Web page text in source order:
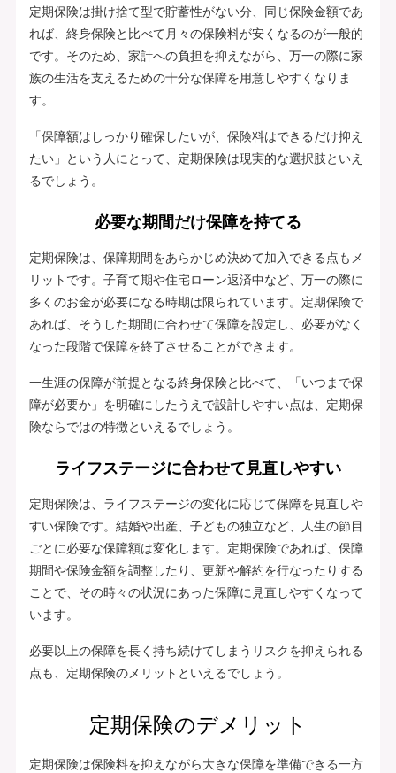
定期保険は掛け捨て型で貯蓄性がない分、同じ保険金額であ
れば、終身保険と比べて月々の保険料が安くなるのが一般的
です。そのため、家計への負担を抑えながら、万一の際に家
族の生活を支えるための十分な保障を用意しやすくなりま
す。
「保障額はしっかり確保したいが、保険料はできるだけ抑え
たい」という人にとって、定期保険は現実的な選択肢といえ
るでしょう。
必要な期間だけ保障を持てる
定期保険は、保障期間をあらかじめ決めて加入できる点もメ
リットです。子育て期や住宅ローン返済中など、万一の際に
多くのお金が必要になる時期は限られています。定期保険で
あれば、そうした期間に合わせて保障を設定し、必要がなく
なった段階で保障を終了させることができます。
一生涯の保障が前提となる終身保険と比べて、「いつまで保
障が必要か」を明確にしたうえで設計しやすい点は、定期保
険ならではの特徴といえるでしょう。
ライフステージに合わせて見直しやすい
定期保険は、ライフステージの変化に応じて保障を見直しや
すい保険です。結婚や出産、子どもの独立など、人生の節目
ごとに必要な保障額は変化します。定期保険であれば、保障
期間や保険金額を調整したり、更新や解約を行なったりする
ことで、その時々の状況にあった保障に見直しやすくなって
います。
必要以上の保障を長く持ち続けてしまうリスクを抑えられる
点も、定期保険のメリットといえるでしょう。
定期保険のデメリット
定期保険は保険料を抑えながら大きな保障を準備できる一方